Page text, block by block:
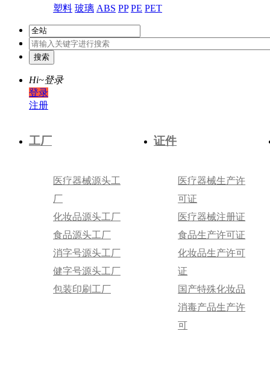
塑料 玻璃 ABS PP PE PET
Hi~登录
登录
注册
工厂
医疗器械源头工
厂
化妆品源头工厂
食品源头工厂
消字号源头工厂
健字号源头工厂
包装印刷工厂
证件
医疗器械生产许
可证
医疗器械注册证
食品生产许可证
化妆品生产许可
证
国产特殊化妆品
消毒产品生产许
可